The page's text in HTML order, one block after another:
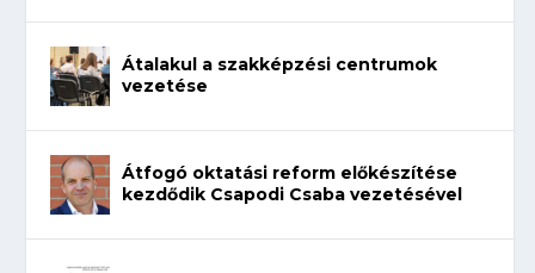
Átalakul a szakképzési centrumok
vezetése
Átfogó oktatási reform előkészítése
kezdődik Csapodi Csaba vezetésével